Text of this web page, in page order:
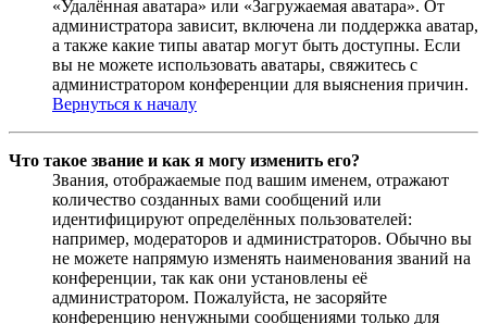
«Удалённая аватара» или «Загружаемая аватара». От
администратора зависит, включена ли поддержка аватар,
а также какие типы аватар могут быть доступны. Если
вы не можете использовать аватары, свяжитесь с
администратором конференции для выяснения причин.
Вернуться к началу
Что такое звание и как я могу изменить его?
Звания, отображаемые под вашим именем, отражают
количество созданных вами сообщений или
идентифицируют определённых пользователей:
например, модераторов и администраторов. Обычно вы
не можете напрямую изменять наименования званий на
конференции, так как они установлены её
администратором. Пожалуйста, не засоряйте
конференцию ненужными сообщениями только для